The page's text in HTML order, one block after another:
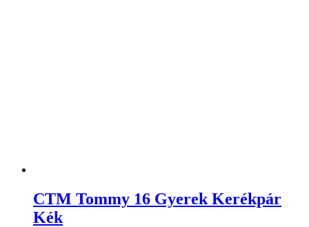
CTM Tommy 16 Gyerek Kerékpár
Kék